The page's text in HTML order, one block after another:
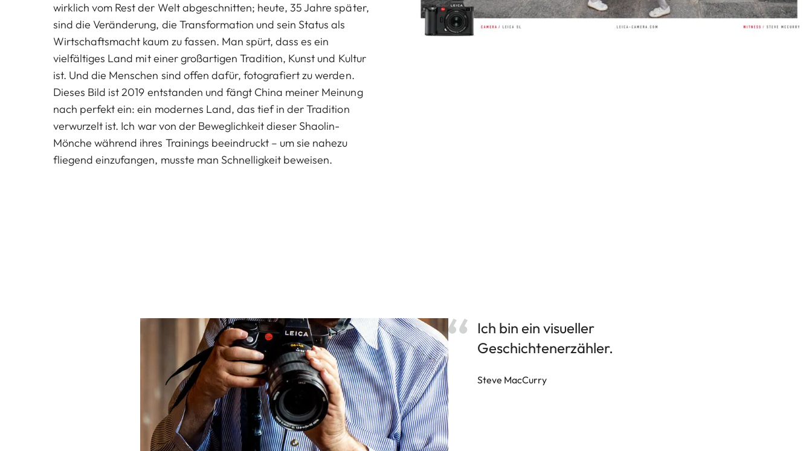
wirklich vom Rest der Welt abgeschnitten; heute, 35 Jahre später,
sind die Veränderung, die Transformation und sein Status als
Wirtschaftsmacht kaum zu fassen. Man spürt, dass es ein
vielfältiges Land mit einer großartigen Tradition, Kunst und Kultur
ist. Und die Menschen sind offen dafür, fotografiert zu werden.
Dieses Bild ist 2019 entstanden und fängt China meiner Meinung
nach perfekt ein: ein modernes Land, das tief in der Tradition
verwurzelt ist. Ich war von der Beweglichkeit dieser Shaolin-
Mönche während ihres Trainings beeindruckt – um sie nahezu
fliegend einzufangen, musste man Schnelligkeit beweisen.
Ich bin ein visueller
Geschichtenerzähler.
Steve MacCurry